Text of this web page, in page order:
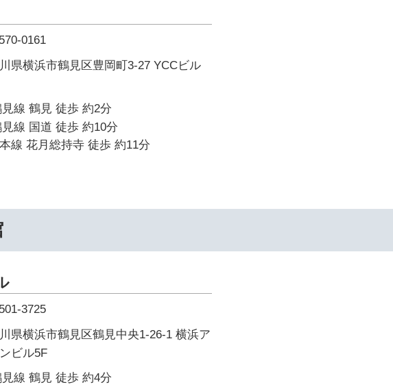
0161
県横浜市鶴見区豊岡町3-27 YCCビル
線 鶴見 徒歩 約2分
線 国道 徒歩 約10分
線 花月総持寺 徒歩 約11分
3725
県横浜市鶴見区鶴見中央1-26-1 横浜ア
ビル5F
線 鶴見 徒歩 約4分